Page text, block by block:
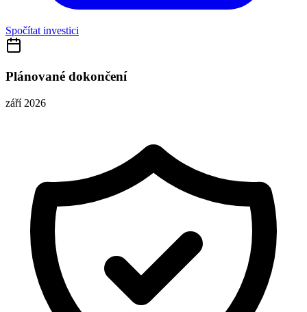
Spočítat investici
Plánované dokončení
září 2026